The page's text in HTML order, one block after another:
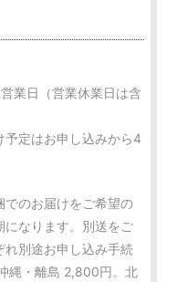
業日（営業休業日は含
予定はお申し込みから4
でのお届けをご希望の
になります。別送をご
れ別途お申し込み手続
縄・離島 2,800円。北